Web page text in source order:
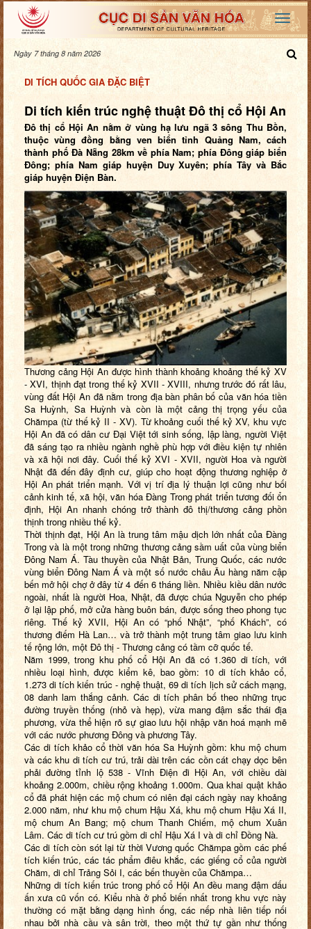
Ngày 7 tháng 8 năm 2026
DI TÍCH QUỐC GIA ĐẶC BIỆT
Di tích kiến trúc nghệ thuật Đô thị cổ Hội An
Đô thị cổ Hội An nằm ở vùng hạ lưu ngã 3 sông Thu Bồn,
thuộc vùng đồng bằng ven biển tỉnh Quảng Nam, cách
thành phố Ðà Nẵng 28km về phía Nam; phía Ðông giáp biển
Ðông; phía Nam giáp huyện Duy Xuyên; phía Tây và Bắc
giáp huyện Ðiện Bàn.
Thương cảng Hội An được hình thành khoảng khoảng thế kỷ XV
- XVI, thịnh đạt trong thế kỷ XVII - XVIII, nhưng trước đó rất lâu,
vùng đất Hội An đã nằm trong địa bàn phân bố của văn hóa tiền
Sa Huỳnh, Sa Huỳnh và còn là một cảng thị trọng yếu của
Chămpa (từ thế kỷ II - XV). Từ khoảng cuối thế kỷ XV, khu vực
Hội An đã có dân cư Đại Việt tới sinh sống, lập làng, người Việt
đã sáng tạo ra nhiều ngành nghề phù hợp với điều kiện tự nhiên
và xã hội nơi đây. Cuối thế kỷ XVI - XVII, người Hoa và người
Nhật đã đến đây định cư, giúp cho hoạt động thương nghiệp ở
Hội An phát triển mạnh. Với vị trí địa lý thuận lợi cũng như bối
cảnh kinh tế, xã hội, văn hóa Đàng Trong phát triển tương đối ổn
định, Hội An nhanh chóng trở thành đô thị/thương cảng phồn
thịnh trong nhiều thế kỷ.
Thời thịnh đạt, Hội An là trung tâm mậu dịch lớn nhất của Đàng
Trong và là một trong những thương cảng sầm uất của vùng biển
Đông Nam Á. Tàu thuyền của Nhật Bản, Trung Quốc, các nước
vùng biển Đông Nam Á và một số nước châu Âu hàng năm cập
bến mở hội chợ ở đây từ 4 đến 6 tháng liền. Nhiều kiều dân nước
ngoài, nhất là người Hoa, Nhật, đã được chúa Nguyễn cho phép
ở lại lập phố, mở cửa hàng buôn bán, được sống theo phong tục
riêng. Thế kỷ XVII, Hội An có “phố Nhật”, “phố Khách”, có
thương điếm Hà Lan… và trở thành một trung tâm giao lưu kinh
tế rộng lớn, một Đô thị - Thương cảng có tầm cỡ quốc tế.
Năm 1999, trong khu phố cổ Hội An đã có 1.360 di tích, với
nhiều loại hình, được kiểm kê, bao gồm: 10 di tích khảo cổ,
1.273 di tích kiến trúc - nghệ thuật, 69 di tích lịch sử cách mạng,
08 danh lam thắng cảnh. Các di tích phân bố theo những trục
đường truyền thống (nhỏ và hẹp), vừa mang đậm sắc thái địa
phương, vừa thể hiện rõ sự giao lưu hội nhập văn hoá mạnh mẽ
với các nước phương Đông và phương Tây.
Các di tích khảo cổ thời văn hóa Sa Huỳnh gồm: khu mộ chum
và các khu di tích cư trú, trải dài trên các cồn cát chạy dọc bên
phải đường tỉnh lộ 538 - Vĩnh Điện đi Hội An, với chiều dài
khoảng 2.000m, chiều rộng khoảng 1.000m. Qua khai quật khảo
cổ đã phát hiện các mộ chum có niên đại cách ngày nay khoảng
2.000 năm, như khu mộ chum Hậu Xá, khu mộ chum Hậu Xá II,
mộ chum An Bang; mộ chum Thanh Chiếm, mộ chum Xuân
Lâm. Các di tích cư trú gồm di chỉ Hậu Xá I và di chỉ Đồng Nà.
Các di tích còn sót lại từ thời Vương quốc Chămpa gồm các phế
tích kiến trúc, các tác phẩm điêu khắc, các giếng cổ của người
Chăm, di chỉ Trảng Sỏi I, các bến thuyền của Chămpa…
Những di tích kiến trúc trong phố cổ Hội An đều mang đậm dấu
ấn xưa cũ vốn có. Kiểu nhà ở phổ biến nhất trong khu vực này
thường có mặt bằng dạng hình ống, các nếp nhà liên tiếp nối
nhau bởi nhà cầu và sân trời, theo một thứ tự gần như thống